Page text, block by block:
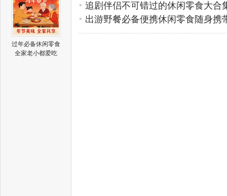
过年必备休闲零食
全家老小都爱吃
追剧伴侣不可错过的休闲零食大合
出游野餐必备便携休闲零食随身携